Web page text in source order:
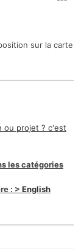
sur la carte
ou projet ? c'est
les catégories
: > English